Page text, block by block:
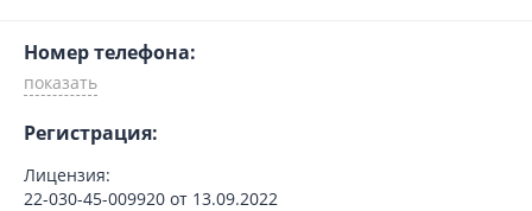
Номер телефона:
Регистрация:
Лицензия:
22-030-45-009920 от 13.09.2022